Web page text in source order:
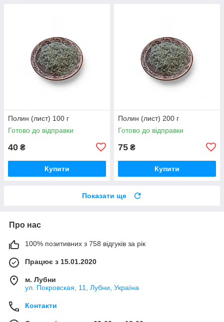
Полин (лист) 100 г
Готово до відправки
40 ₴
Купити
Полин (лист) 200 г
Готово до відправки
75 ₴
Купити
Показати ще
Про нас
100% позитивних з 758 відгуків за рік
Працює з 15.01.2020
м. Лубни
ул. Покровская, 11, Лубни, Україна
Контакти